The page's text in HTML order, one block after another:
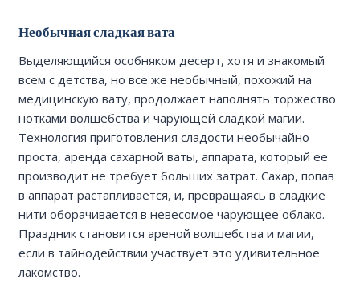
Необычная сладкая вата
Выделяющийся особняком десерт, хотя и знакомый
всем с детства, но все же необычный, похожий на
медицинскую вату, продолжает наполнять торжество
нотками волшебства и чарующей сладкой магии.
Технология приготовления сладости необычайно
проста, аренда сахарной ваты, аппарата, который ее
производит не требует больших затрат. Сахар, попав
в аппарат растапливается, и, превращаясь в сладкие
нити оборачивается в невесомое чарующее облако.
Праздник становится ареной волшебства и магии,
если в тайнодействии участвует это удивительное
лакомство.